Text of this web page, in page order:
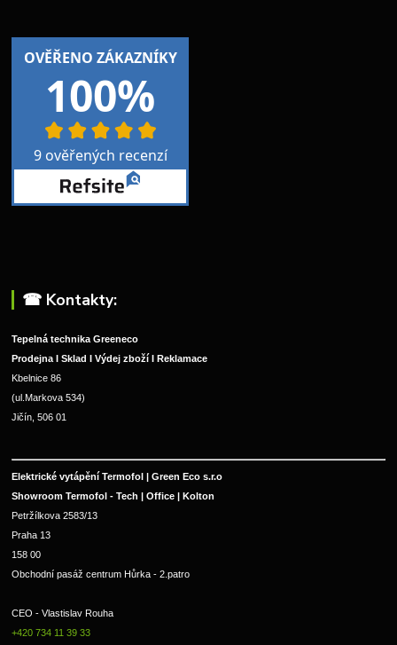
☎︎ Kontakty:
Tepelná technika Greeneco
Prodejna I Sklad I Výdej zboží I Reklamace
Kbelnice 86
(ul.Markova 534)
Jičín, 506 01
Elektrické vytápění Termofol | Green Eco s.r.o
Showroom Termofol - Tech | Office | Kolton
Petržílkova 2583/13
Praha 13
158 00
Obchodní pasáž centrum Hůrka - 2.patro
CEO - Vlastislav Rouha
+420 734 11 39 33